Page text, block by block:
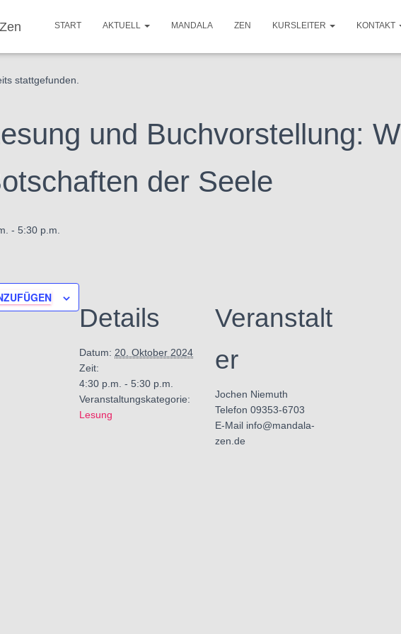
START AKTUELL MANDALA ZEN KURSLEITER KONTAKT
stattgefunden.
und Buchvorstellung:
der Seele
- 5:30 p.m.
Details
Datum: 20. Oktober 2024
Zeit:
4:30 p.m. - 5:30 p.m.
Veranstaltungskategorie:
Lesung
Veranstalt
er
Jochen Niemuth
Telefon 09353-6703
E-Mail info@mandala-
zen.de